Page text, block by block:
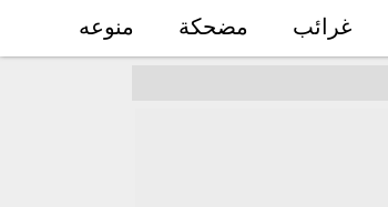
غرائب مضحكة منوعه